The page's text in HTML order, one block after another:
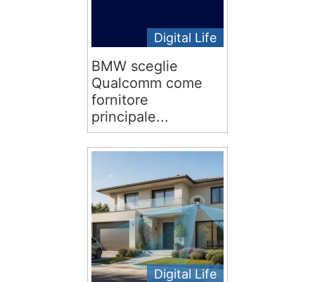
Digital Life
BMW sceglie
Qualcomm come
fornitore
principale...
Digital Life